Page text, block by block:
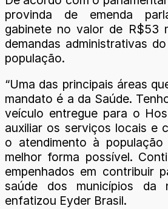
provinda de emenda
gabinete no valor de R$53
demandas administrativas
população.
“Uma das principais áreas
mandato é a da Saúde.
veículo entregue para o
auxiliar os serviços locais e
o atendimento à
melhor forma possível.
empenhados em contribuir
saúde dos municípios da
enfatizou Eyder Brasil.